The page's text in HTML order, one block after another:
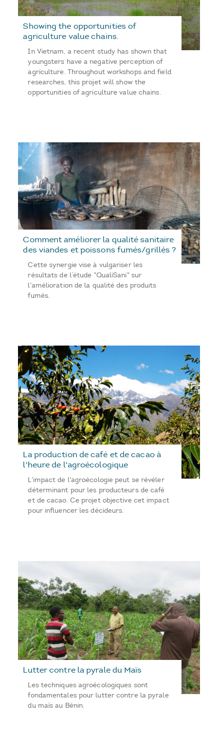
Showing the opportunities of
agriculture value chains.
In Vietnam, a recent study has shown that
youngsters have a negative perception of
agriculture. Throughout workshops and field
researches, this projet will show the
opportunities of agriculture value chains.
Comment améliorer la qualité sanitaire
des viandes et poissons fumés/grillés ?
Cette synergie vise à vulgariser les
résultats de l’étude "QualiSani" sur
l'amélioration de la qualité des produits
fumés.
La production de café et de cacao à
l'heure de l'agroécologique
L'impact de l'agroécologie peut se révéler
déterminant pour les producteurs de café
et de cacao. Ce projet objective cet impact
pour influencer les décideurs.
Lutter contre la pyrale du Maïs
Les techniques agroécologiques sont
fondamentales pour lutter contre la pyrale
du maïs au Bénin.